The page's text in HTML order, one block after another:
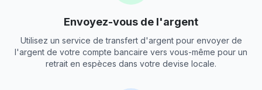
Envoyez-vous de l'argent
Utilisez un service de transfert d'argent pour envoyer de
l'argent de votre compte bancaire vers vous-même pour un
retrait en espèces dans votre devise locale.